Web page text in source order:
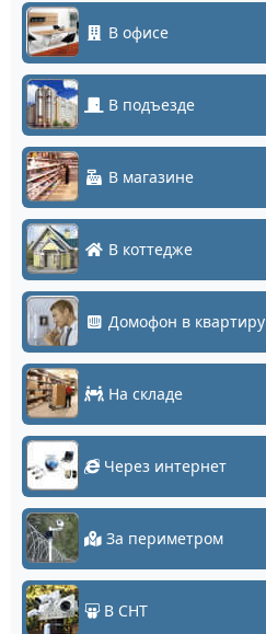
В офисе
В подъезде
В магазине
В коттедже
Домофон в квартиру
На складе
Через интернет
За периметром
В СНТ